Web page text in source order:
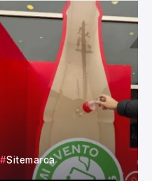
Sitemarca